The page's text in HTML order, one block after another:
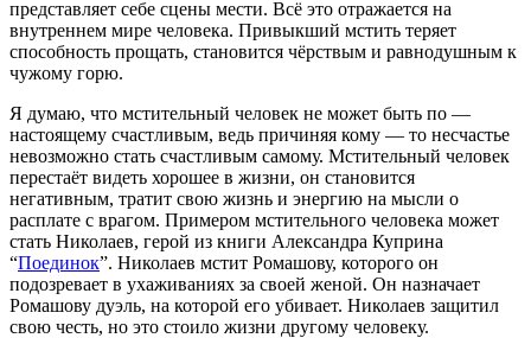
представляет себе сцены мести. Всё это отражается на
внутреннем мире человека. Привыкший мстить теряет
способность прощать, становится чёрствым и равнодушным к
чужому горю.
Я думаю, что мстительный человек не может быть по —
настоящему счастливым, ведь причиняя кому — то несчастье
невозможно стать счастливым самому. Мстительный человек
перестаёт видеть хорошее в жизни, он становится
негативным, тратит свою жизнь и энергию на мысли о
расплате с врагом. Примером мстительного человека может
стать Николаев, герой из книги Александра Куприна
“Поединок”. Николаев мстит Ромашову, которого он
подозревает в ухаживаниях за своей женой. Он назначает
Ромашову дуэль, на которой его убивает. Николаев защитил
свою честь, но это стоило жизни другому человеку.